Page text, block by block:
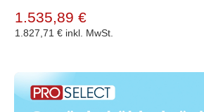
1.535,89 €
1.827,71 € inkl. MwSt.